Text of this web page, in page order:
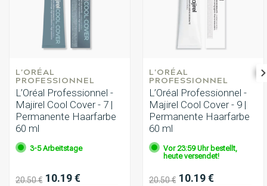
L'ORÉAL
PROFESSIONNEL
L’Oréal Professionnel -
Majirel Cool Cover - 7 |
Permanente Haarfarbe
60 ml
3-5 Arbeitstage
20.50 € 10.19 €
L'ORÉAL
PROFESSIONNEL
L’Oréal Professionnel -
Majirel Cool Cover - 9 |
Permanente Haarfarbe
60 ml
Vor 23:59 Uhr bestellt,
heute versendet!
20.50 € 10.19 €